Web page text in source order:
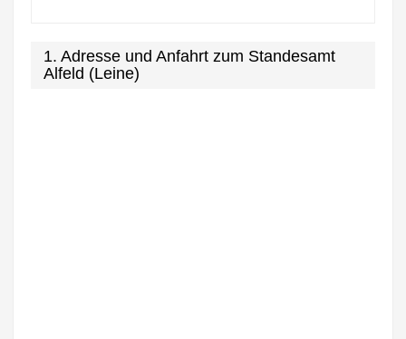
1. Adresse und Anfahrt zum Standesamt
Alfeld (Leine)